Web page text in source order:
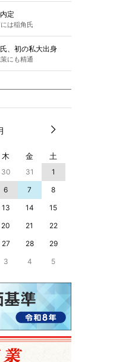
定
は稲角氏
、初の私大出身
にも精通
木 金 土
30 31
1
6 7
8
13 14
15
20 21
22
27 28
29
3 4 5